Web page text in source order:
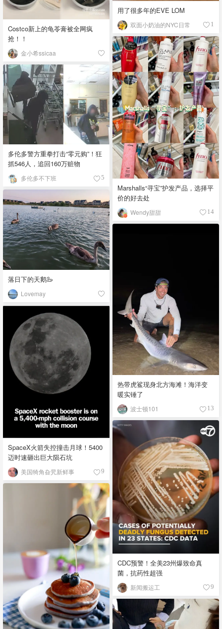
用了很多年的EVE LOM
双面小奶油的NYC日常 1
Costco新上的龟苓膏被全网疯
抢！！
金小希ssicaa
Marshalls“寻宝”护发产品，选择平
价的好去处
Wendy甜甜 14
多伦多警方重拳打击“零元购”！狂
抓546人，追回160万赃物
多伦多不下班 5
落日下的天鹅🦢
Lovemay
热带虎鲨现身北方海滩！海洋变
暖实锤了
波士顿101 13
SpaceX火箭失控撞击月球！5400
迈时速砸出巨大陨石坑
美国犄角旮旯新鲜事 9
CDC预警！全美23州爆致命真
菌，抗药性超强
新闻搬运工 9